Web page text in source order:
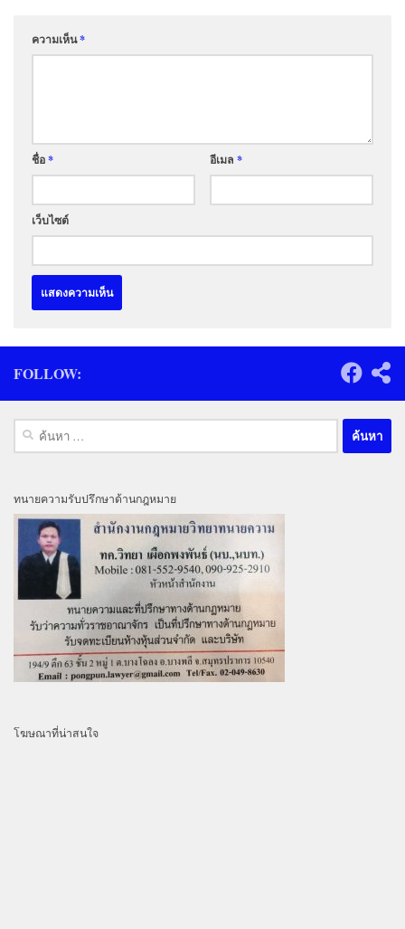
ความเห็น*
ชื่อ* อีเมล *
เว็บไซต์
FOLLOW:
ค้นหา
สำหรับ:
ทนายความรับปรึกษาด้านกฎหมาย
โฆษณาที่น่าสนใจ